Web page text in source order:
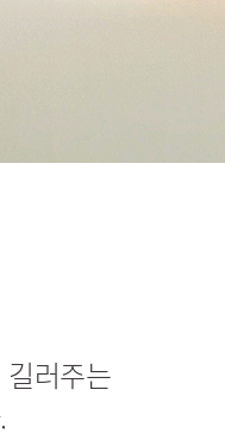
러주는